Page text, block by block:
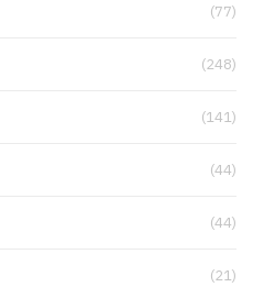
(77)
(248)
(141)
(44)
(44)
(21)